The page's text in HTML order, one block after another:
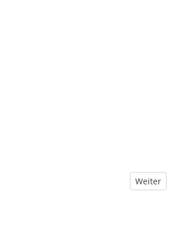
Nächster
Weiter